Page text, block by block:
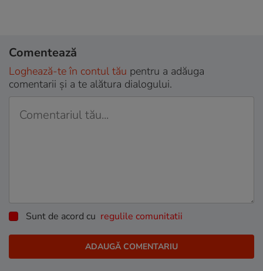
Comentează
Loghează-te în contul tău pentru a adăuga
comentarii și a te alătura dialogului.
Sunt de acord cu regulile comunitatii